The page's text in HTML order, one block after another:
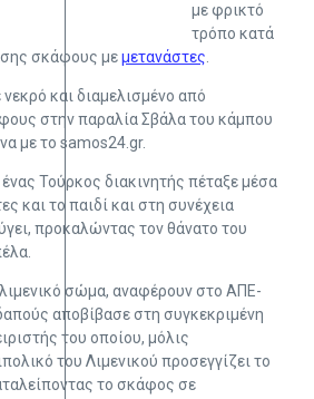
με φρικτό
τρόπο κατά
σκάφους μεμετανάστες.
και διαμελισμένο από
στην παραλία Σβάλα του κάμπου
με το samos24.gr.
Τούρκος διακινητής πέταξε μέσα
και το παιδί και στη συνέχεια
προκαλώντας τον θάνατο του
σώμα, αναφέρουν στο ΑΠΕ-
αποβίβασε στη συγκεκριμένη
του οποίου, μόλις
του Λιμενικού προσεγγίζει το
το σκάφος σε